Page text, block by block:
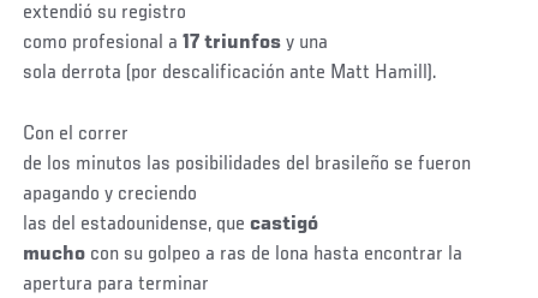
extendió su registro
como profesional a17 triunfos y una
sola derrota (por descalificación ante Matt Hamill).
Con el correr
de los minutos las posibilidades del brasileño se fueron
apagando y creciendo
las del estadounidense, quecastigó
mucho con su golpeo a ras de lona hasta encontrar la
apertura para terminar